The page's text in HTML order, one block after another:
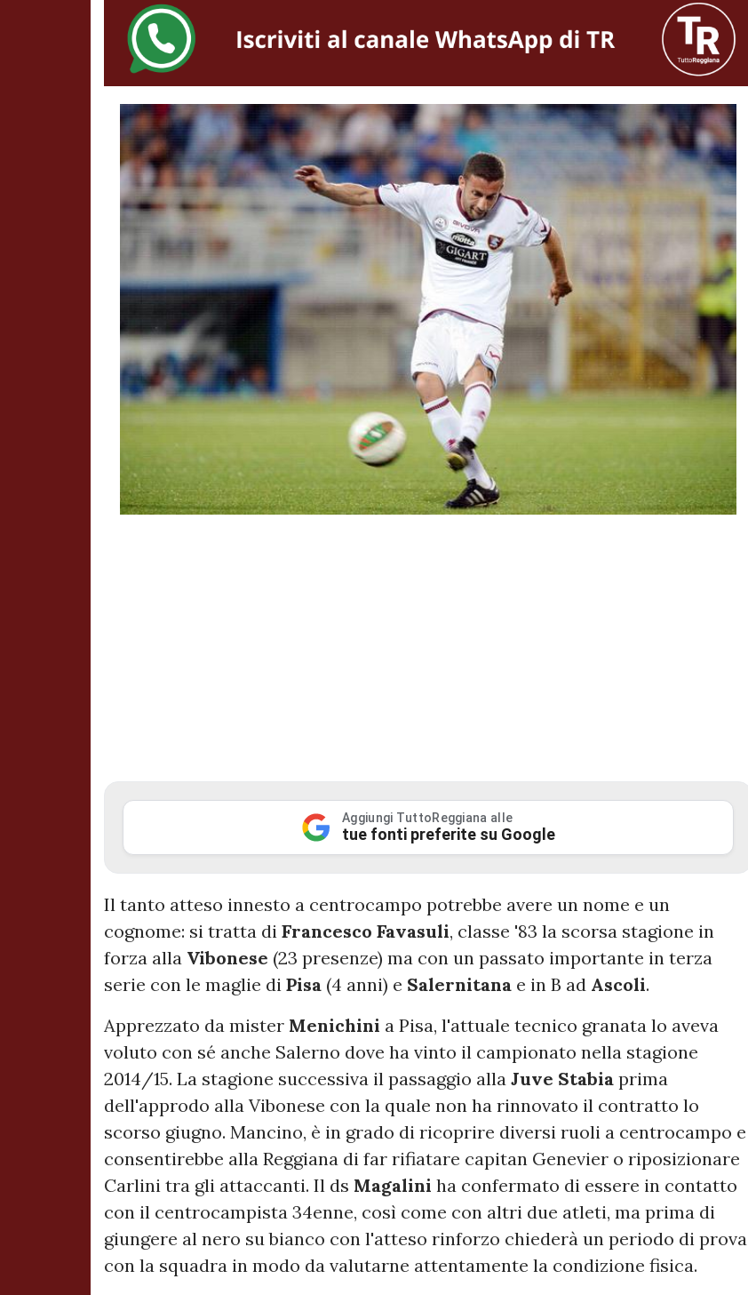
Aggiungi TuttoReggiana alle
tue fonti preferite su Google
Il tanto atteso innesto a centrocampo potrebbe avere un nome e un
cognome: si tratta di Francesco Favasuli, classe '83 la scorsa stagione in
forza alla Vibonese (23 presenze) ma con un passato importante in terza
serie con le maglie di Pisa (4 anni) e Salernitana e in B ad Ascoli.
Apprezzato da mister Menichini a Pisa, l'attuale tecnico granata lo aveva
voluto con sé anche Salerno dove ha vinto il campionato nella stagione
2014/15. La stagione successiva il passaggio alla Juve Stabia prima
dell'approdo alla Vibonese con la quale non ha rinnovato il contratto lo
scorso giugno. Mancino, è in grado di ricoprire diversi ruoli a centrocampo e
consentirebbe alla Reggiana di far rifiatare capitan Genevier o riposizionare
Carlini tra gli attaccanti. Il ds Magalini ha confermato di essere in contatto
con il centrocampista 34enne, così come con altri due atleti, ma prima di
giungere al nero su bianco con l'atteso rinforzo chiederà un periodo di prova
con la squadra in modo da valutarne attentamente la condizione fisica.